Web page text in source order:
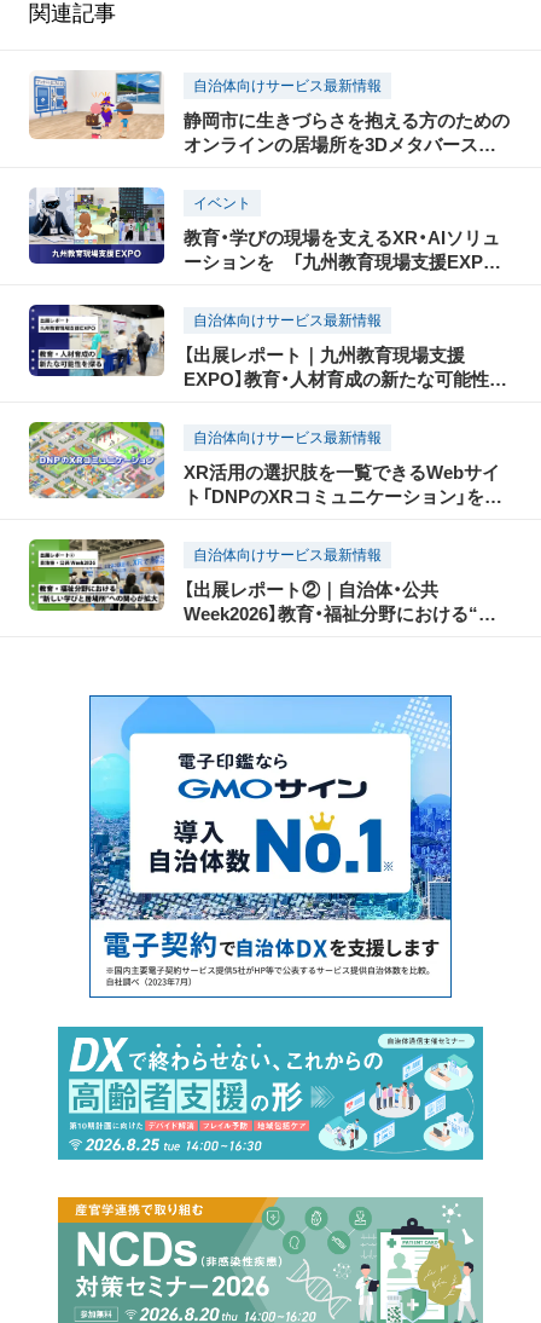
関連記事
自治体向けサービス最新情報
静岡市に生きづらさを抱える方のための
オンラインの居場所を3Dメタバースで
イベント
教育・学びの現場を支えるXR・AIソリュ
ーションを 「九州教育現場支援EXPO」
登校や探究学習サービスで教育現場の課
題を解決―
自治体向けサービス最新情報
【出展レポート｜九州教育現場支援
EXPO】教育・人材育成の新たな可能性を
自治体向けサービス最新情報
XR活用の選択肢を一覧できるWebサイ
ト「DNPのXRコミュニケーション」を公
自治体向けサービス最新情報
【出展レポート②｜自治体・公共
Week2026】教育・福祉分野における“新